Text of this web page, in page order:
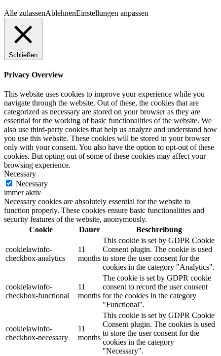
Alle zulassenAblehnenEinstellungen anpassen
Schließen
Privacy Overview
This website uses cookies to improve your experience while you
navigate through the website. Out of these, the cookies that are
categorized as necessary are stored on your browser as they are
essential for the working of basic functionalities of the website. We
also use third-party cookies that help us analyze and understand how
you use this website. These cookies will be stored in your browser
only with your consent. You also have the option to opt-out of these
cookies. But opting out of some of these cookies may affect your
browsing experience.
Necessary
Necessary
immer aktiv
Necessary cookies are absolutely essential for the website to
function properly. These cookies ensure basic functionalities and
security features of the website, anonymously.
Cookie
Dauer Beschreibung
cookielawinfo-
checkbox-analytics
11
months
This cookie is set by GDPR Cookie
Consent plugin. The cookie is used
to store the user consent for the
cookies in the category "Analytics".
cookielawinfo-
checkbox-functional
11
months
The cookie is set by GDPR cookie
consent to record the user consent
for the cookies in the category
"Functional".
cookielawinfo-
checkbox-necessary
11
months
This cookie is set by GDPR Cookie
Consent plugin. The cookies is used
to store the user consent for the
cookies in the category
"Necessary".